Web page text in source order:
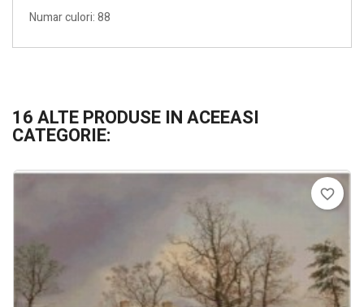
Numar culori: 88
16 ALTE PRODUSE IN ACEEASI
CATEGORIE:
favorite_border